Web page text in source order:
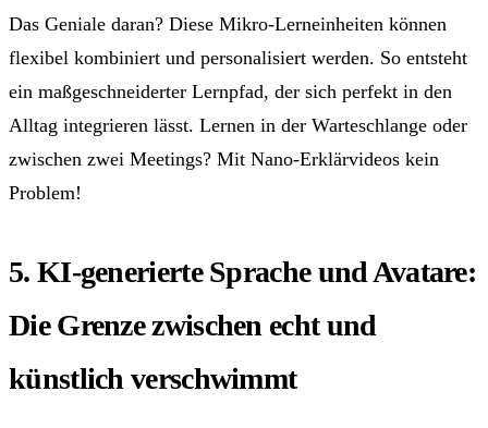
Das Geniale daran? Diese Mikro-Lerneinheiten können
flexibel kombiniert und personalisiert werden. So entsteht
ein maßgeschneiderter Lernpfad, der sich perfekt in den
Alltag integrieren lässt. Lernen in der Warteschlange oder
zwischen zwei Meetings? Mit Nano-Erklärvideos kein
Problem!
5. KI-generierte Sprache und Avatare:
Die Grenze zwischen echt und
künstlich verschwimmt